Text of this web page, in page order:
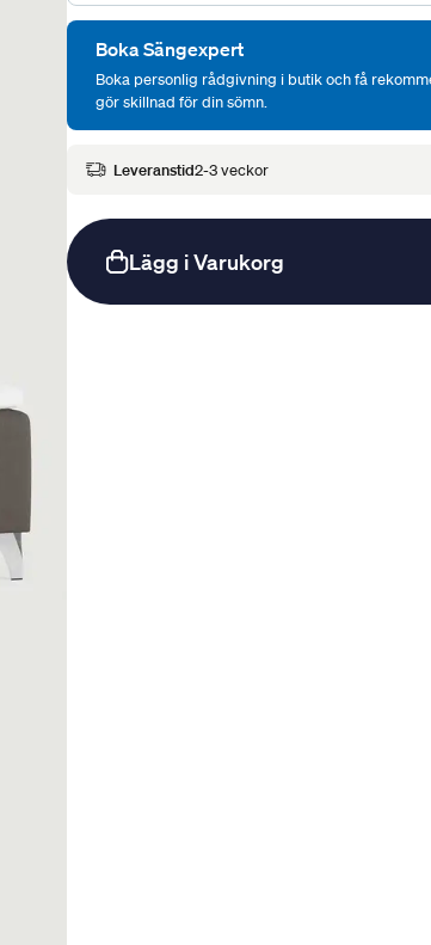
Boka Sängexpert
Boka personlig rådgivning i butik och få
gör skillnad för din sömn.
Leveranstid2-3 veckor
Lägg i Varukorg